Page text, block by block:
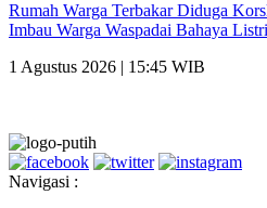
Rumah Warga Terbakar Diduga
Imbau Warga Waspadai Bahaya
1 Agustus 2026 | 15:45 WIB
Navigasi :